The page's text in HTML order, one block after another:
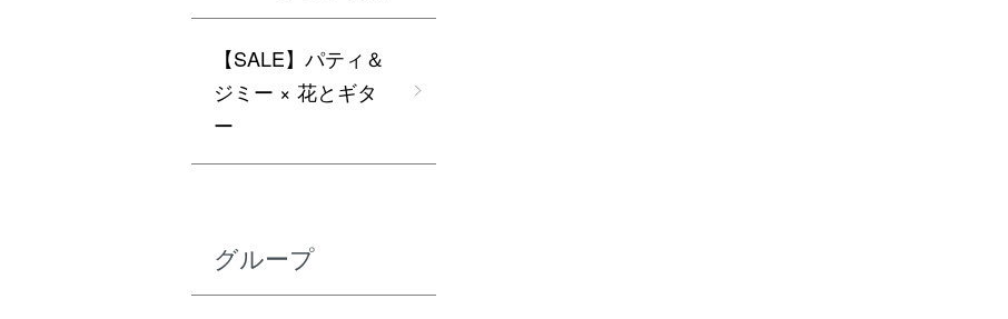
【SALE】パティ＆
ジミー × 花とギタ
ー
グループ